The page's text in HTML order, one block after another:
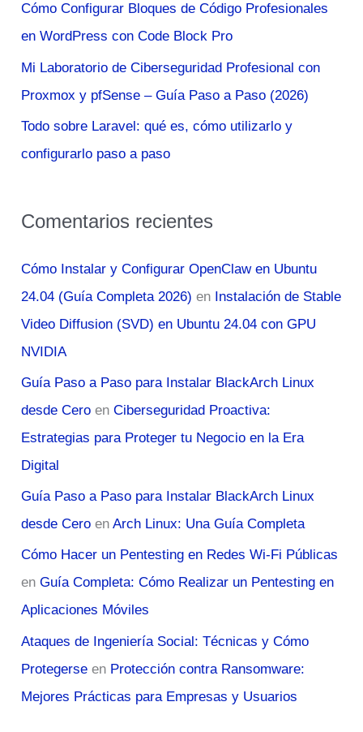
r
:
Cómo Configurar Bloques de Código Profesionales
en WordPress con Code Block Pro
Mi Laboratorio de Ciberseguridad Profesional con
Proxmox y pfSense – Guía Paso a Paso (2026)
Todo sobre Laravel: qué es, cómo utilizarlo y
configurarlo paso a paso
Comentarios recientes
Cómo Instalar y Configurar OpenClaw en Ubuntu
24.04 (Guía Completa 2026) en Instalación de Stable
Video Diffusion (SVD) en Ubuntu 24.04 con GPU
NVIDIA
Guía Paso a Paso para Instalar BlackArch Linux
desde Cero enCiberseguridad Proactiva:
Estrategias para Proteger tu Negocio en la Era
Digital
Guía Paso a Paso para Instalar BlackArch Linux
desde Cero enArch Linux: Una Guía Completa
Cómo Hacer un Pentesting en Redes Wi-Fi Públicas
enGuía Completa: Cómo Realizar un Pentesting en
Aplicaciones Móviles
Ataques de Ingeniería Social: Técnicas y Cómo
Protegerse en Protección contra Ransomware:
Mejores Prácticas para Empresas y Usuarios